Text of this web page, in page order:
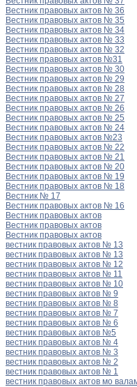
Вестник правовых актов № 36
Вестник правовых актов № 35
Вестник правовых актов № 34
Вестник правовых актов № 33
Вестник правовых актов № 32
Вестник правовых актов №31
Вестник правовых актов № 30
Вестник правовых актов № 29
Вестник правовых актов № 28
Вестник правовых актов № 27
Вестник правовых актов № 26
Вестник правовых актов № 25
Вестник правовых актов № 24
Вестник правовых актов №23
Вестник правовых актов № 22
Вестник правовых актов № 21
Вестник правовых актов № 20
Вестник правовых актов № 19
Вестник правовых актов № 18
Вестник № 17
Вестник правовых актов № 16
Вестник правовых актов
Вестник правовых актов
Вестник правовых актов
вестник правовых актов № 13
вестник правовых актов № 13
вестник правовых актов № 12
вестник правовых актов № 11
вестник правовых актов № 10
вестник правовых актов № 9
вестник правовых актов № 8
вестник правовых актов № 7
вестник правовых актов № 6
вестник правовых актов №5
вестник правовых актов № 4
вестник правовых актов № 3
вестник правовых актов № 2
вестник правовых актов № 1
вестник правовых актов мо